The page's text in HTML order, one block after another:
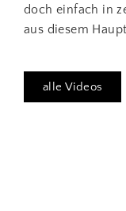
doch einfach in
aus diesem
alle Videos